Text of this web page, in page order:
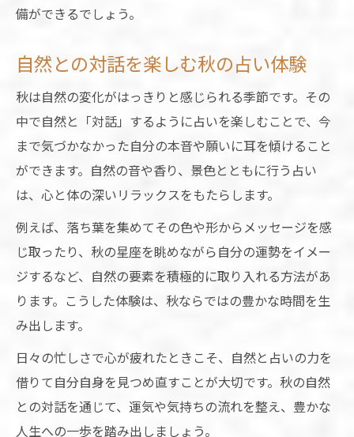
備ができるでしょう。
自然との対話を楽しむ秋の占い体験
秋は自然の変化がはっきりと感じられる季節です。その
中で自然と「対話」するように占いを楽しむことで、今
まで気づかなかった自分の本音や願いに耳を傾けること
ができます。自然の音や香り、景色とともに行う占い
は、心と体の深いリラックスをもたらします。
例えば、落ち葉を集めてその色や形からメッセージを感
じ取ったり、秋の星座を眺めながら自分の運勢をイメー
ジするなど、自然の要素を積極的に取り入れる方法があ
ります。こうした体験は、秋ならではの豊かな時間を生
み出します。
日々の忙しさで心が疲れたときこそ、自然と占いの力を
借りて自分自身を見つめ直すことが大切です。秋の自然
との対話を通じて、運気や気持ちの流れを整え、豊かな
人生への一歩を踏み出しましょう。